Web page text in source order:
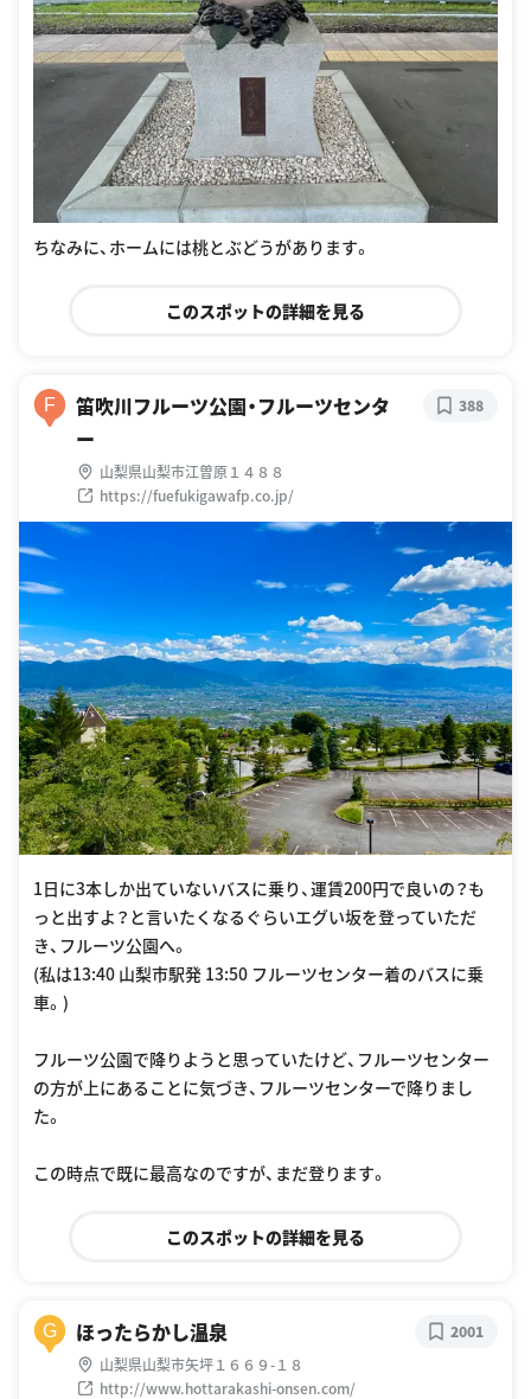
ちなみに、ホームには桃とぶどうがあります。
このスポットの詳細を見る
F
笛吹川フルーツ公園・フルーツセンタ
ー
山梨県山梨市江曽原１４８８
https://fuefukigawafp.co.jp/
388
1日に3本しか出ていないバスに乗り、運賃200円で良いの？も
っと出すよ？と言いたくなるぐらいエグい坂を登っていただ
き、フルーツ公園へ。
(私は13:40 山梨市駅発 13:50 フルーツセンター着のバスに乗
車。)
フルーツ公園で降りようと思っていたけど、フルーツセンター
の方が上にあることに気づき、フルーツセンターで降りまし
た。
この時点で既に最高なのですが、まだ登ります。
このスポットの詳細を見る
G ほったらかし温泉
山梨県山梨市矢坪１６６９-１８
http://www.hottarakashi-onsen.com/
2001